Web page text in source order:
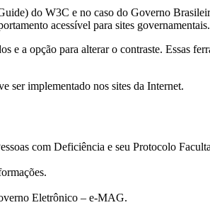
do W3C e no caso do Governo
acessível para sites governamentais.
a opção para alterar o contraste. Essas
ser implementado nos sites da Internet.
com Deficiência e seu Protocolo
Eletrônico – e-MAG.